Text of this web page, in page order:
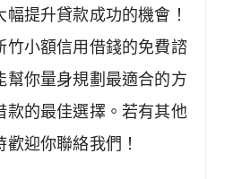
提升貸款成功的機會！
竹小額信用借錢的免費諮
幫你量身規劃最適合的方
款的最佳選擇。若有其他
迎你聯絡我們！